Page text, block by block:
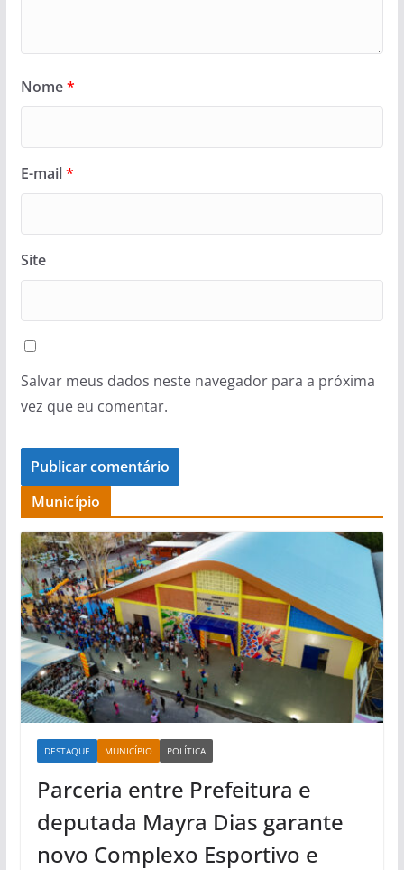
Nome*
E-mail*
Site
Salvar meus dados neste navegador para a próxima
vez que eu comentar.
Município
DESTAQUE MUNICÍPIO POLÍTICA
Parceria entre Prefeitura e
deputada Mayra Dias garante
novo Complexo Esportivo e